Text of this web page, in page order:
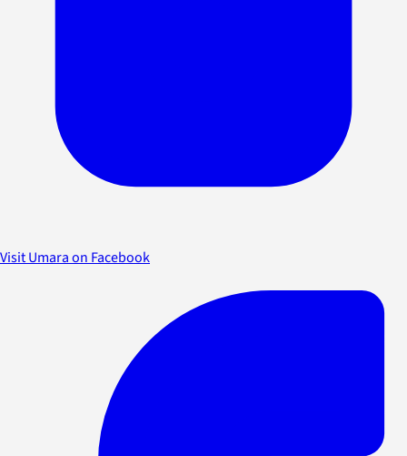
Visit Umara on Facebook